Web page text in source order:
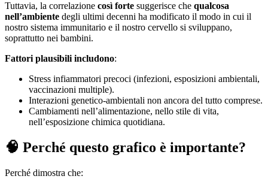
Tuttavia, la correlazione così forte suggerisce che qualcosa
nell’ambiente degli ultimi decenni ha modificato il modo in cui il
nostro sistema immunitario e il nostro cervello si sviluppano,
soprattutto nei bambini.
Fattori plausibili includono:
Stress infiammatori precoci (infezioni, esposizioni ambientali,
vaccinazioni multiple).
Interazioni genetico-ambientali non ancora del tutto comprese.
Cambiamenti nell’alimentazione, nello stile di vita,
nell’esposizione chimica quotidiana.
🧠 Perché questo grafico è importante?
Perché dimostra che: